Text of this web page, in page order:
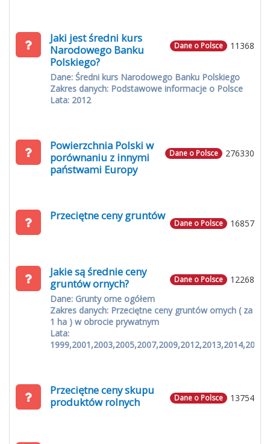
11368
Dane o Polsce
Jaki jest średni kurs
Narodowego Banku
Polskiego?
Dane: Średni kurs Narodowego Banku Polskiego
Zakres danych: Podstawowe informacje o Polsce
Lata: 2012
276330
Dane o Polsce
Powierzchnia Polski w
porównaniu z innymi
państwami Europy
16857
Dane o Polsce
Przeciętne ceny gruntów
12268
Dane o Polsce
Jakie są średnie ceny
gruntów ornych?
Dane: Grunty orne ogółem
Zakres danych: Przeciętne ceny gruntów ornych ( za
1 ha ) w obrocie prywatnym
Lata:
1999,2001,2003,2005,2007,2009,2012,2013,2014,2015
13754
Dane o Polsce
Przeciętne ceny skupu
produktów rolnych